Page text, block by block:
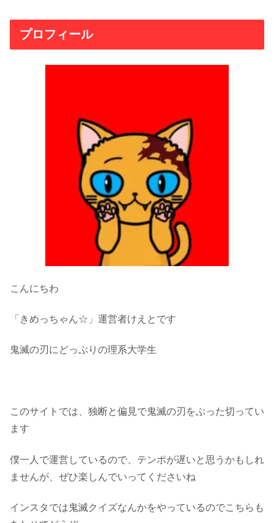
プロフィール
こんにちわ
「きめっちゃん☆」運営者けえとです
鬼滅の刃にどっぷりの理系大学生
このサイトでは、独断と偏見で鬼滅の刃をぶった切ってい
ます
僕一人で運営しているので、テンポが遅いと思うかもしれ
ませんが、ぜひ楽しんでいってくださいね
インスタでは鬼滅クイズなんかをやっているのでこちらも